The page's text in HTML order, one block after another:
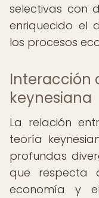
selectivas con
enriquecido el
los procesos
Interacción
keynesiana
La relación
teoría
profundas
que respecta
economía y